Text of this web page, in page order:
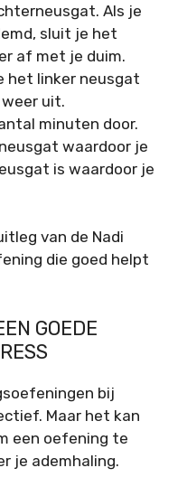
Als je
sluit je het
af met je duim.
het linker neusgat
uit.
minuten door.
waardoor je
is waardoor je
van de Nadi
die goed helpt
GOEDE
bij
Maar het kan
een oefening te
je ademhaling.